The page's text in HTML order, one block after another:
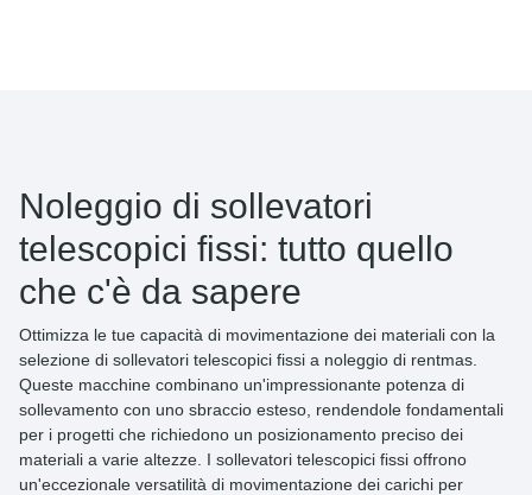
Noleggio di sollevatori
telescopici fissi: tutto quello
che c'è da sapere
Ottimizza le tue capacità di movimentazione dei materiali con la
selezione di sollevatori telescopici fissi a noleggio di rentmas
Queste macchine combinano un'impressionante potenza di
sollevamento con uno sbraccio esteso, rendendole fondamentali
per i progetti che richiedono un posizionamento preciso dei
materiali a varie altezze. I sollevatori telescopici fissi offrono
un'eccezionale versatilità di movimentazione dei carichi per